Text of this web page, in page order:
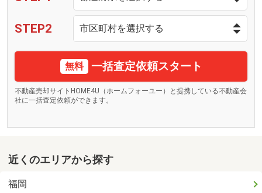
STEP2
無料 一括査定依頼スタート
不動産売却サイトHOME4U（ホームフォーユー）と提携している不動産会
社に一括査定依頼ができます。
近くのエリアから探す
福岡